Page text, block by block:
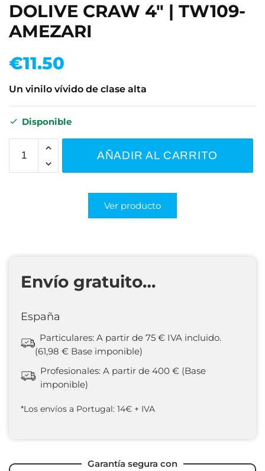
DOLIVE CRAW 4" | TW109-
AMEZARI
€11.50
Un vinilo vívido de clase alta
Disponible
AÑADIR AL CARRITO
Ver producto
Envío gratuito…
España
Particulares: A partir de 75 € IVA incluido.
(61,98 € Base imponible)
Profesionales: A partir de 400 € (Base
imponible)
*Los envíos a Portugal: 14€ + IVA
Garantía segura con